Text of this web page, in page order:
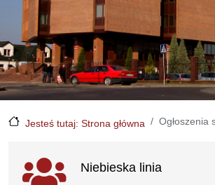
Jesteś tutaj: Strona główna Ogłoszenia
Ważne linki
Niebieska linia